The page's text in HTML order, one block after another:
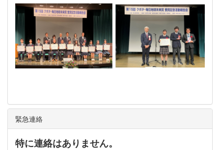
緊急連絡
特に連絡はありません。